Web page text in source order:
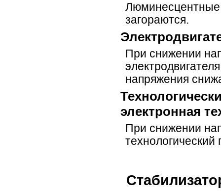
Люминесцентные
загораются.
При снижении
напряжения
электронная
При снижении
технологический